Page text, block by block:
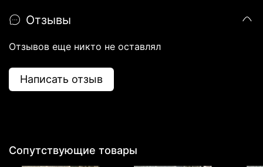
олицетворения стиля,
культа и спортивной
эстетики.
Отзывы
Отзывов еще никто не оставлял
Написать отзыв
Сопутствующие товары